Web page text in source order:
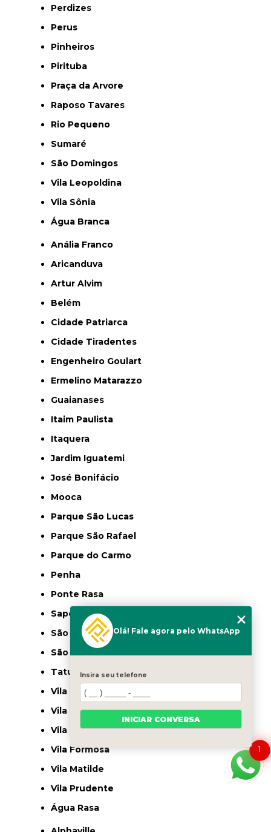
Perdizes
Perus
Pinheiros
Pirituba
Praça da Arvore
Raposo Tavares
Rio Pequeno
Sumaré
São Domingos
Vila Leopoldina
Vila Sônia
Água Branca
Anália Franco
Aricanduva
Artur Alvim
Belém
Cidade Patriarca
Cidade Tiradentes
Engenheiro Goulart
Ermelino Matarazzo
Guaianases
Itaim Paulista
Itaquera
Jardim Iguatemi
José Bonifácio
Mooca
Parque São Lucas
Parque São Rafael
Parque do Carmo
Penha
Ponte Rasa
Sapopemba
São Mateus
São Miguel Paulista
Tatuapé
Vila Carrão
Vila Curuçá
Vila Esperança
Vila Formosa
Vila Matilde
Vila Prudente
Água Rasa
1
Olá! Fale agora pelo WhatsApp
Insira seu telefone
INICIAR CONVERSA